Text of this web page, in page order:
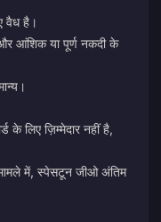
वैध है।
आंशिक या पूर्ण नकदी के
के लिए ज़िम्मेदार नहीं है,
मामले में, स्पेसटून जीओ अंतिम